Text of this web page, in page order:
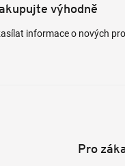
výhodně
informace o nových
Pro